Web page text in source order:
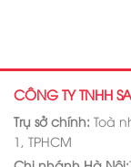
CÔNG TY TNHH
Trụ sở chính: Toà
1, TPHCM